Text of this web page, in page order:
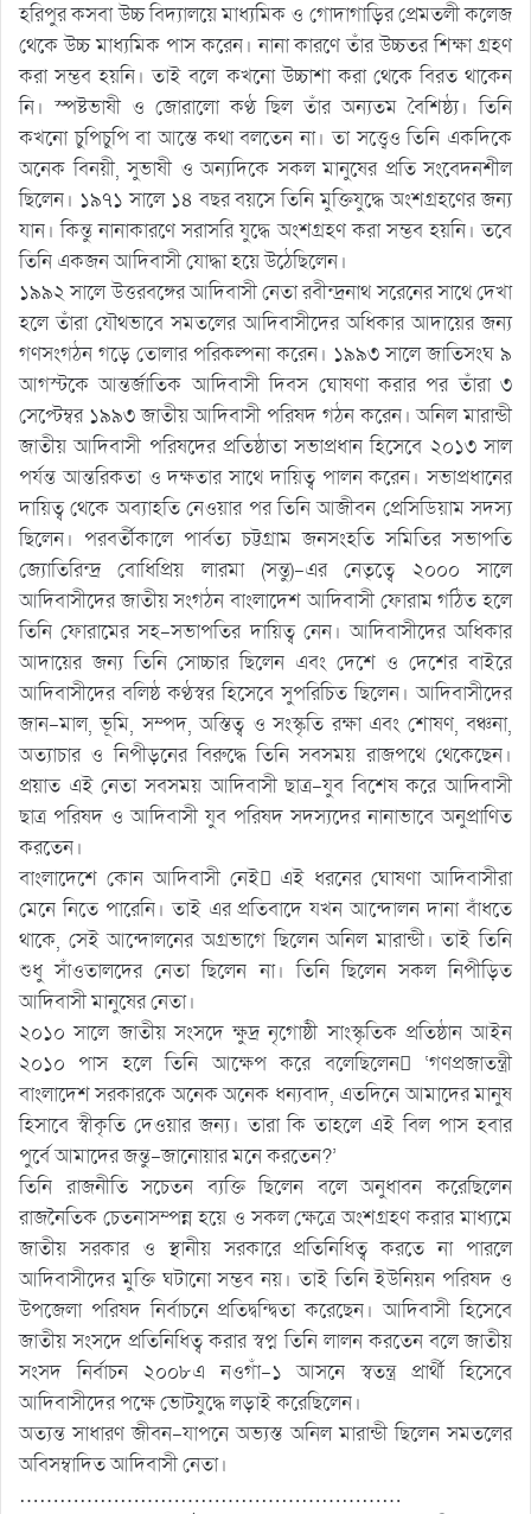
হরিপুর কসবা উচ্চ বিদ্যালয়ে মাধ্যমিক ও গোদাগাড়ির প্রেমতলী কলেজ
থেকে উচ্চ মাধ্যমিক পাস করেন। নানা কারণে তাঁর উচ্চতর শিক্ষা গ্রহণ
করা সম্ভব হয়নি। তাই বলে কখনো উচ্চাশা করা থেকে বিরত থাকেন
নি। স্পষ্টভাষী ও জোরালো কণ্ঠ ছিল তাঁর অন্যতম বৈশিষ্ঠ্য। তিনি
কখনো চুপিচুপি বা আস্তে কথা বলতেন না। তা সত্ত্বেও তিনি একদিকে
অনেক বিনয়ী, সুভাষী ও অন্যদিকে সকল মানুষের প্রতি সংবেদনশীল
ছিলেন। ১৯৭১ সালে ১৪ বছর বয়সে তিনি মুক্তিযুদ্ধে অংশগ্রহণের জন্য
যান। কিন্তু নানাকারণে সরাসরি যুদ্ধে অংশগ্রহণ করা সম্ভব হয়নি। তবে
তিনি একজন আদিবাসী যোদ্ধা হয়ে উঠেছিলেন।
১৯৯২ সালে উত্তরবঙ্গের আদিবাসী নেতা রবীন্দ্রনাথ সরেনের সাথে দেখা
হলে তাঁরা যৌথভাবে সমতলের আদিবাসীদের অধিকার আদায়ের জন্য
গণসংগঠন গড়ে তোলার পরিকল্পনা করেন। ১৯৯৩ সালে জাতিসংঘ ৯
আগস্টকে আন্তর্জাতিক আদিবাসী দিবস ঘোষণা করার পর তাঁরা ৩
সেপ্টেম্বর ১৯৯৩ জাতীয় আদিবাসী পরিষদ গঠন করেন। অনিল মারান্ডী
জাতীয় আদিবাসী পরিষদের প্রতিষ্ঠাতা সভাপ্রধান হিসেবে ২০১৩ সাল
পর্যন্ত আন্তরিকতা ও দক্ষতার সাথে দায়িত্ব পালন করেন। সভাপ্রধানের
দায়িত্ব থেকে অব্যাহতি নেওয়ার পর তিনি আজীবন প্রেসিডিয়াম সদস্য
ছিলেন। পরবর্তীকালে পার্বত্য চট্টগ্রাম জনসংহতি সমিতির সভাপতি
জ্যোতিরিন্দ্র বোধিপ্রিয় লারমা (সন্তু)-এর নেতৃত্বে ২০০০ সালে
আদিবাসীদের জাতীয় সংগঠন বাংলাদেশ আদিবাসী ফোরাম গঠিত হলে
তিনি ফোরামের সহ-সভাপতির দায়িত্ব নেন। আদিবাসীদের অধিকার
আদায়ের জন্য তিনি সোচ্চার ছিলেন এবং দেশে ও দেশের বাইরে
আদিবাসীদের বলিষ্ঠ কণ্ঠস্বর হিসেবে সুপরিচিত ছিলেন। আদিবাসীদের
জান-মাল, ভূমি, সম্পদ, অস্তিত্ব ও সংস্কৃতি রক্ষা এবং শোষণ, বঞ্চনা,
অত্যাচার ও নিপীড়নের বিরুদ্ধে তিনি সবসময় রাজপথে থেকেছেন।
প্রয়াত এই নেতা সবসময় আদিবাসী ছাত্র-যুব বিশেষ করে আদিবাসী
ছাত্র পরিষদ ও আদিবাসী যুব পরিষদ সদস্যদের নানাভাবে অনুপ্রাণিত
করতেন।
বাংলাদেশে কোন আদিবাসী নেই এই ধরনের ঘোষণা আদিবাসীরা
মেনে নিতে পারেনি। তাই এর প্রতিবাদে যখন আন্দোলন দানা বাঁধতে
থাকে, সেই আন্দোলনের অগ্রভাগে ছিলেন অনিল মারান্ডী। তাই তিনি
শুধু সাঁওতালদের নেতা ছিলেন না। তিনি ছিলেন সকল নিপীড়িত
আদিবাসী মানুষের নেতা।
২০১০ সালে জাতীয় সংসদে ক্ষুদ্র নৃগোষ্ঠী সাংস্কৃতিক প্রতিষ্ঠান আইন
২০১০ পাস হলে তিনি আক্ষেপ করে বলেছিলেন ‘গণপ্রজাতন্ত্রী
বাংলাদেশ সরকারকে অনেক অনেক ধন্যবাদ, এতদিনে আমাদের মানুষ
হিসাবে স্বীকৃতি দেওয়ার জন্য। তারা কি তাহলে এই বিল পাস হবার
পুর্বে আমাদের জন্তু-জানোয়ার মনে করতেন?’
তিনি রাজনীতি সচেতন ব্যক্তি ছিলেন বলে অনুধাবন করেছিলেন
রাজনৈতিক চেতনাসম্পন্ন হয়ে ও সকল ক্ষেত্রে অংশগ্রহণ করার মাধ্যমে
জাতীয় সরকার ও স্থানীয় সরকারে প্রতিনিধিত্ব করতে না পারলে
আদিবাসীদের মুক্তি ঘটানো সম্ভব নয়। তাই তিনি ইউনিয়ন পরিষদ ও
উপজেলা পরিষদ নির্বাচনে প্রতিদ্বন্দ্বিতা করেছেন। আদিবাসী হিসেবে
জাতীয় সংসদে প্রতিনিধিত্ব করার স্বপ্ন তিনি লালন করতেন বলে জাতীয়
সংসদ নির্বাচন ২০০৮এ নওগাঁ-১ আসনে স্বতন্ত্র প্রার্থী হিসেবে
আদিবাসীদের পক্ষে ভোটযুদ্ধে লড়াই করেছিলেন।
অত্যন্ত সাধারণ জীবন-যাপনে অভ্যস্ত অনিল মারান্ডী ছিলেন সমতলের
অবিসম্বাদিত আদিবাসী নেতা।
…………………………………………………